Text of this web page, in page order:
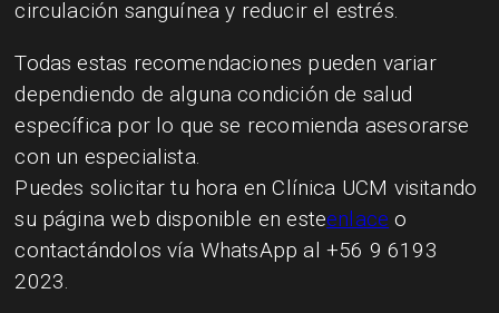
circulación sanguínea y reducir el estrés.
Todas estas recomendaciones pueden variar
dependiendo de alguna condición de salud
específica por lo que se recomienda asesorarse
con un especialista.
Puedes solicitar tu hora en Clínica UCM visitando
su página web disponible en esteenlace o
contactándolos vía WhatsApp al +56 9 6193
2023.